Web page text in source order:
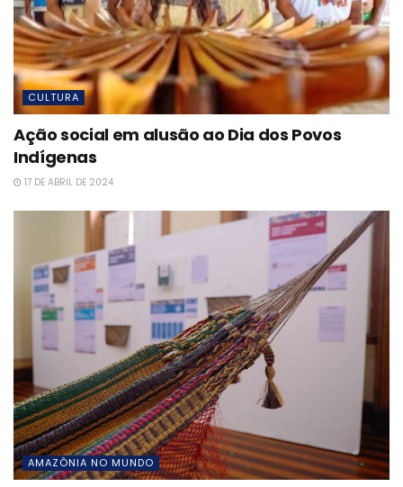
CULTURA
Ação social em alusão ao Dia dos Povos
Indígenas
17 DE ABRIL DE 2024
AMAZÔNIA NO MUNDO